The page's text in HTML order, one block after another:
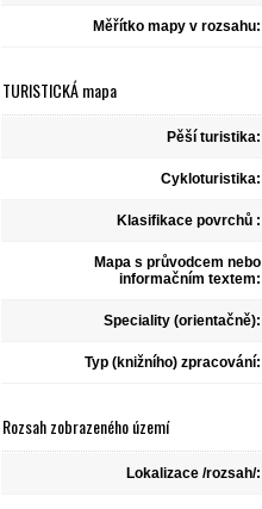
Měřítko mapy v rozsahu:
TURISTICKÁ mapa
Pěší turistika:
Cykloturistika:
Klasifikace povrchů :
Mapa s průvodcem nebo
informačním textem:
Speciality (orientačně):
Typ (knižního) zpracování:
Rozsah zobrazeného území
Lokalizace /rozsah/: